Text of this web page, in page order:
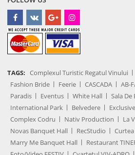
TAGS: Complexul Turistic Regatul Vinului
Fashion Bride
Feerie CASCADA AB-
Paradis
Eventus White Hall
Sala De
International Park
Belvedere
Complex Codru
Nativ Production
La
Novas Banquet Hall
RecStudio
Marry Me Banquet Hall
Restaurant